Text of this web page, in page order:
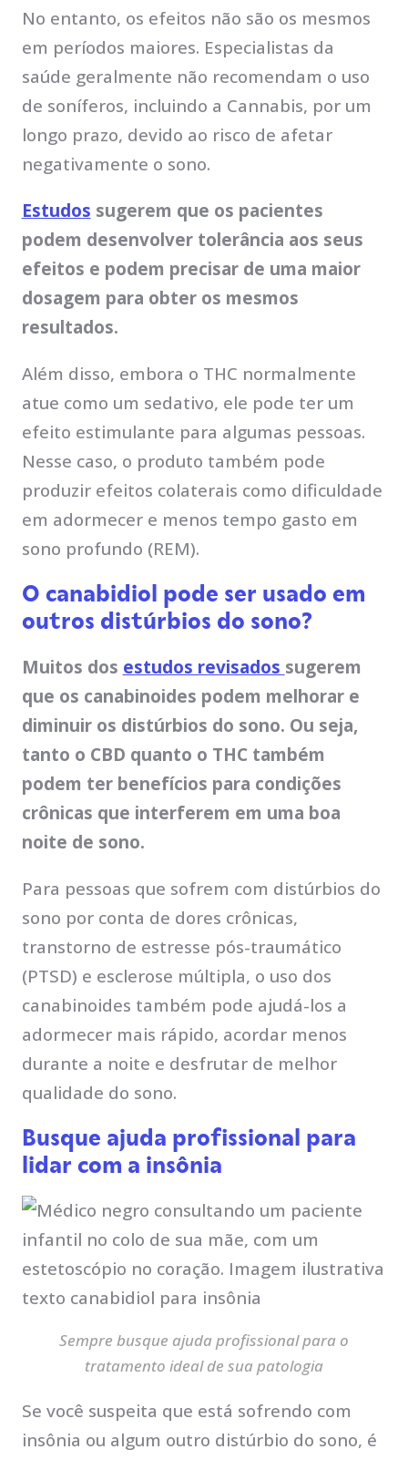
No entanto, os efeitos não são os mesmos
em períodos maiores. Especialistas da
saúde geralmente não recomendam o uso
de soníferos, incluindo a Cannabis, por um
longo prazo, devido ao risco de afetar
negativamente o sono.
Estudos sugerem que os pacientes
podem desenvolver tolerância aos seus
efeitos e podem precisar de uma maior
dosagem para obter os mesmos
resultados.
Além disso, embora o THC normalmente
atue como um sedativo, ele pode ter um
efeito estimulante para algumas pessoas.
Nesse caso, o produto também pode
produzir efeitos colaterais como dificuldade
em adormecer e menos tempo gasto em
sono profundo (REM).
O canabidiol pode ser usado em
outros distúrbios do sono?
Muitos dos estudos revisados sugerem
que os canabinoides podem melhorar e
diminuir os distúrbios do sono. Ou seja,
tanto o CBD quanto o THC também
podem ter benefícios para condições
crônicas que interferem em uma boa
noite de sono.
Para pessoas que sofrem com distúrbios do
sono por conta de dores crônicas,
transtorno de estresse pós-traumático
(PTSD) e esclerose múltipla, o uso dos
canabinoides também pode ajudá-los a
adormecer mais rápido, acordar menos
durante a noite e desfrutar de melhor
qualidade do sono.
Busque ajuda profissional para
lidar com a insônia
Sempre busque ajuda profissional para o
tratamento ideal de sua patologia
Se você suspeita que está sofrendo com
insônia ou algum outro distúrbio do sono, é